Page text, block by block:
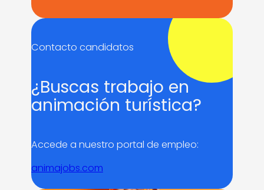
Contacto candidatos
¿Buscas trabajo en
animación turística?
Accede a nuestro portal de empleo:
animajobs.com